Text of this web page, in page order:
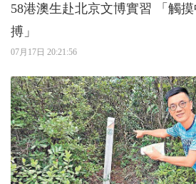
58港澳生赴北京文博實習 「觸摸中華文化最真實脈
搏」
07月17日 20:21:56